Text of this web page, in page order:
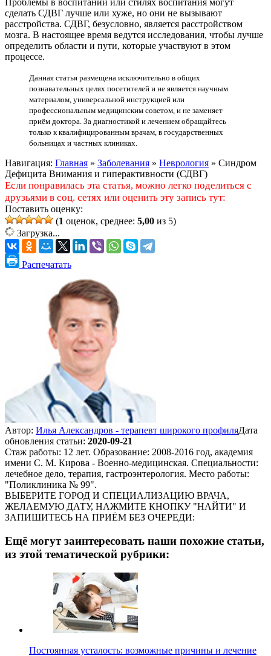
Проблемы в воспитании или стилях воспитания могут
сделать СДВГ лучше или хуже, но они не вызывают
расстройства. СДВГ, безусловно, является расстройством
мозга. В настоящее время ведутся исследования, чтобы лучше
определить области и пути, которые участвуют в этом
процессе.
Данная статья размещена исключительно в общих
познавательных целях посетителей и не является научным
материалом, универсальной инструкцией или
профессиональным медицинским советом, и не заменяет
приём доктора. За диагностикой и лечением обращайтесь
только к квалифицированным врачам, в государственных
больницах и частных клиниках.
Навигация: Главная » Заболевания » Неврология » Синдром
Дефицита Внимания и гиперактивности (СДВГ)
Если понравилась эта статья, можно легко поделиться с
друзьями в соц. сетях или оценить эту запись тут:
Поставить оценку:
(1 оценок, среднее: 5,00 из 5)
Загрузка...
Распечатать
Автор: Илья Александров - терапевт широкого профиляДата
обновления статьи: 2020-09-21
Стаж работы: 12 лет. Образование: 2008-2016 год, академия
имени С. М. Кирова - Военно-медицинская. Специальности:
лечебное дело, терапия, гастроэнтерология. Место работы:
"Поликлиника № 99".
ВЫБЕРИТЕ ГОРОД И СПЕЦИАЛИЗАЦИЮ ВРАЧА,
ЖЕЛАЕМУЮ ДАТУ, НАЖМИТЕ КНОПКУ "НАЙТИ" И
ЗАПИШИТЕСЬ НА ПРИЁМ БЕЗ ОЧЕРЕДИ:
Ещё могут заинтересовать наши похожие статьи,
из этой тематической рубрики:
Постоянная усталость: возможные причины и лечение